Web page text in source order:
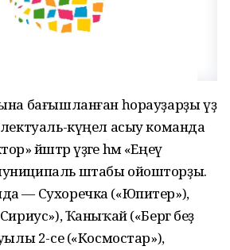
бағышланған һорауҙарҙы үҙ
күңел асыу команда
йәштәр үҙәге hәм «Еңеү
штабы ойошторҙы.
— Сухоречка («Юпитер»),
Ҡаныҡай («Бергә беҙ
2-се («Космостар»),